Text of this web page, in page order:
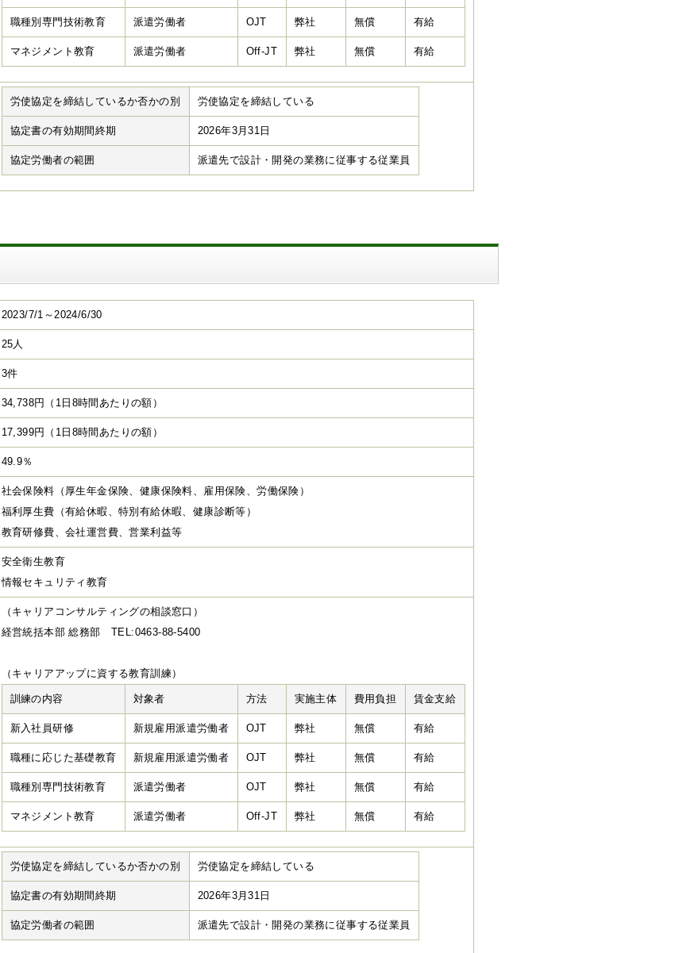
職種別専門技術教育 派遣労働者 OJT 弊社 無償 有給
マネジメント教育 派遣労働者 Off-JT 弊社 無償 有給
労使協定を締結しているか否かの別 労使協定を締結している
協定書の有効期間終期 2026年3月31日
協定労働者の範囲 派遣先で設計・開発の業務に従事する従業員
2023/7/1～2024/6/30
25人
3件
34,738円（1日8時間あたりの額）
17,399円（1日8時間あたりの額）
49.9％
社会保険料（厚生年金保険、健康保険料、雇用保険、労働保険）
福利厚生費（有給休暇、特別有給休暇、健康診断等）
教育研修費、会社運営費、営業利益等
安全衛生教育
情報セキュリティ教育
（キャリアコンサルティングの相談窓口）
経営統括本部 総務部 TEL:0463-88-5400
（キャリアアップに資する教育訓練）
訓練の内容 対象者 方法 実施主体 費用負担 賃金支給
新入社員研修 新規雇用派遣労働者 OJT 弊社 無償 有給
職種に応じた基礎教育 新規雇用派遣労働者 OJT 弊社 無償 有給
職種別専門技術教育 派遣労働者 OJT 弊社 無償 有給
マネジメント教育 派遣労働者 Off-JT 弊社 無償 有給
労使協定を締結しているか否かの別 労使協定を締結している
協定書の有効期間終期 2026年3月31日
協定労働者の範囲 派遣先で設計・開発の業務に従事する従業員